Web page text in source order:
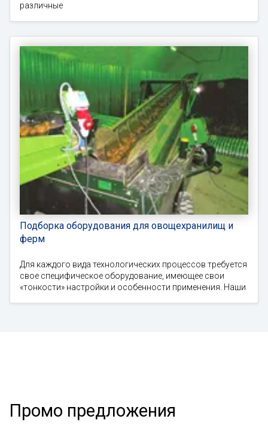
различные
Подборка оборудования для овощехранилищ и
ферм
Для каждого вида технологических процессов требуется
свое специфическое оборудование, имеющее свои
«тонкости» настройки и особенности применения. Наши
Промо предложения